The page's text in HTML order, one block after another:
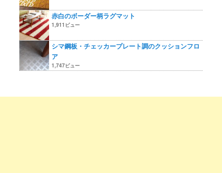
赤白のボーダー柄ラグマット
1,911ビュー
シマ鋼板・チェッカープレート調のクッションフロ
ア
1,747ビュー